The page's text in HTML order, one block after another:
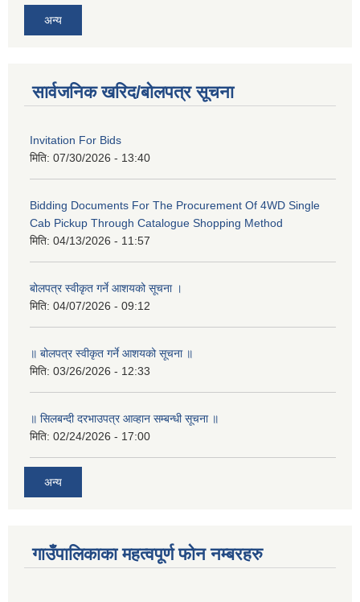
अन्य
सार्वजनिक खरिद/बोलपत्र सूचना
Invitation For Bids
मिति: 07/30/2026 - 13:40
Bidding Documents For The Procurement Of 4WD Single
Cab Pickup Through Catalogue Shopping Method
मिति: 04/13/2026 - 11:57
बोलपत्र स्वीकृत गर्ने आशयको सूचना ।
मिति: 04/07/2026 - 09:12
॥ बोलपत्र स्वीकृत गर्ने आशयको सूचना ॥
मिति: 03/26/2026 - 12:33
॥ सिलबन्दी दरभाउपत्र आव्हान सम्बन्धी सूचना ॥
मिति: 02/24/2026 - 17:00
अन्य
गाउँपालिकाका महत्वपूर्ण फोन नम्बरहरु